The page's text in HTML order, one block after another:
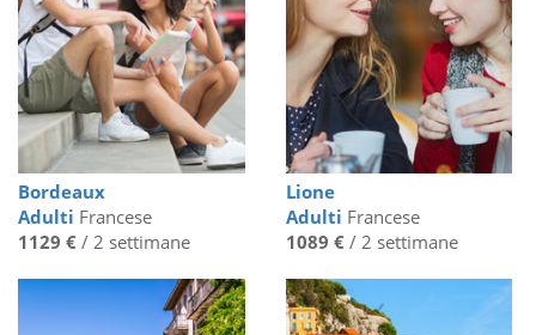
Bordeaux
Adulti Francese
1129 € / 2 settimane
Lione
Adulti Francese
1089 €/ 2 settimane